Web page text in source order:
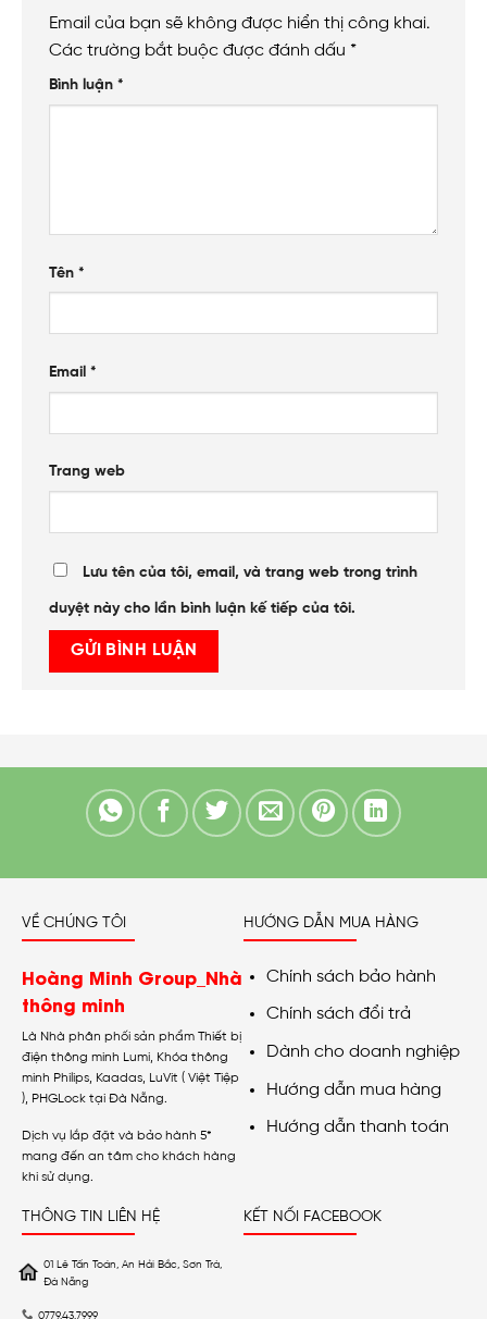
Email của bạn sẽ không được hiển thị công khai.
Các trường bắt buộc được đánh dấu *
Bình luận *
Tên *
Email *
Trang web
Lưu tên của tôi, email, và trang web trong trình
duyệt này cho lần bình luận kế tiếp của tôi.
VỀ CHÚNG TÔI
Hoàng Minh Group_Nhà
thông minh
Là Nhà phân phối sản phẩm Thiết bị
điện thông minh Lumi, Khóa thông
minh Philips, Kaadas, LuVit ( Việt Tiệp
), PHGLock tại Đà Nẵng.
Dịch vụ lắp đặt và bảo hành 5*
mang đến an tâm cho khách hàng
khi sử dụng.
HƯỚNG DẪN MUA HÀNG
Chính sách bảo hành
Chính sách đổi trả
Dành cho doanh nghiệp
Hướng dẫn mua hàng
Hướng dẫn thanh toán
THÔNG TIN LIÊN HỆ
01 Lê Tấn Toán, An Hải Bắc, Sơn Trà,
Đà Nẵng
0779.43.7999
KẾT NỐI FACEBOOK